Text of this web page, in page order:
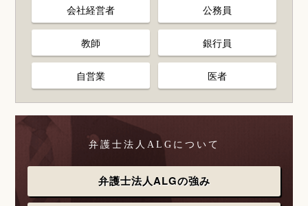
会社経営者 公務員
教師 銀行員
自営業 医者
弁護士法人ALGについて
弁護士法人ALGの強み